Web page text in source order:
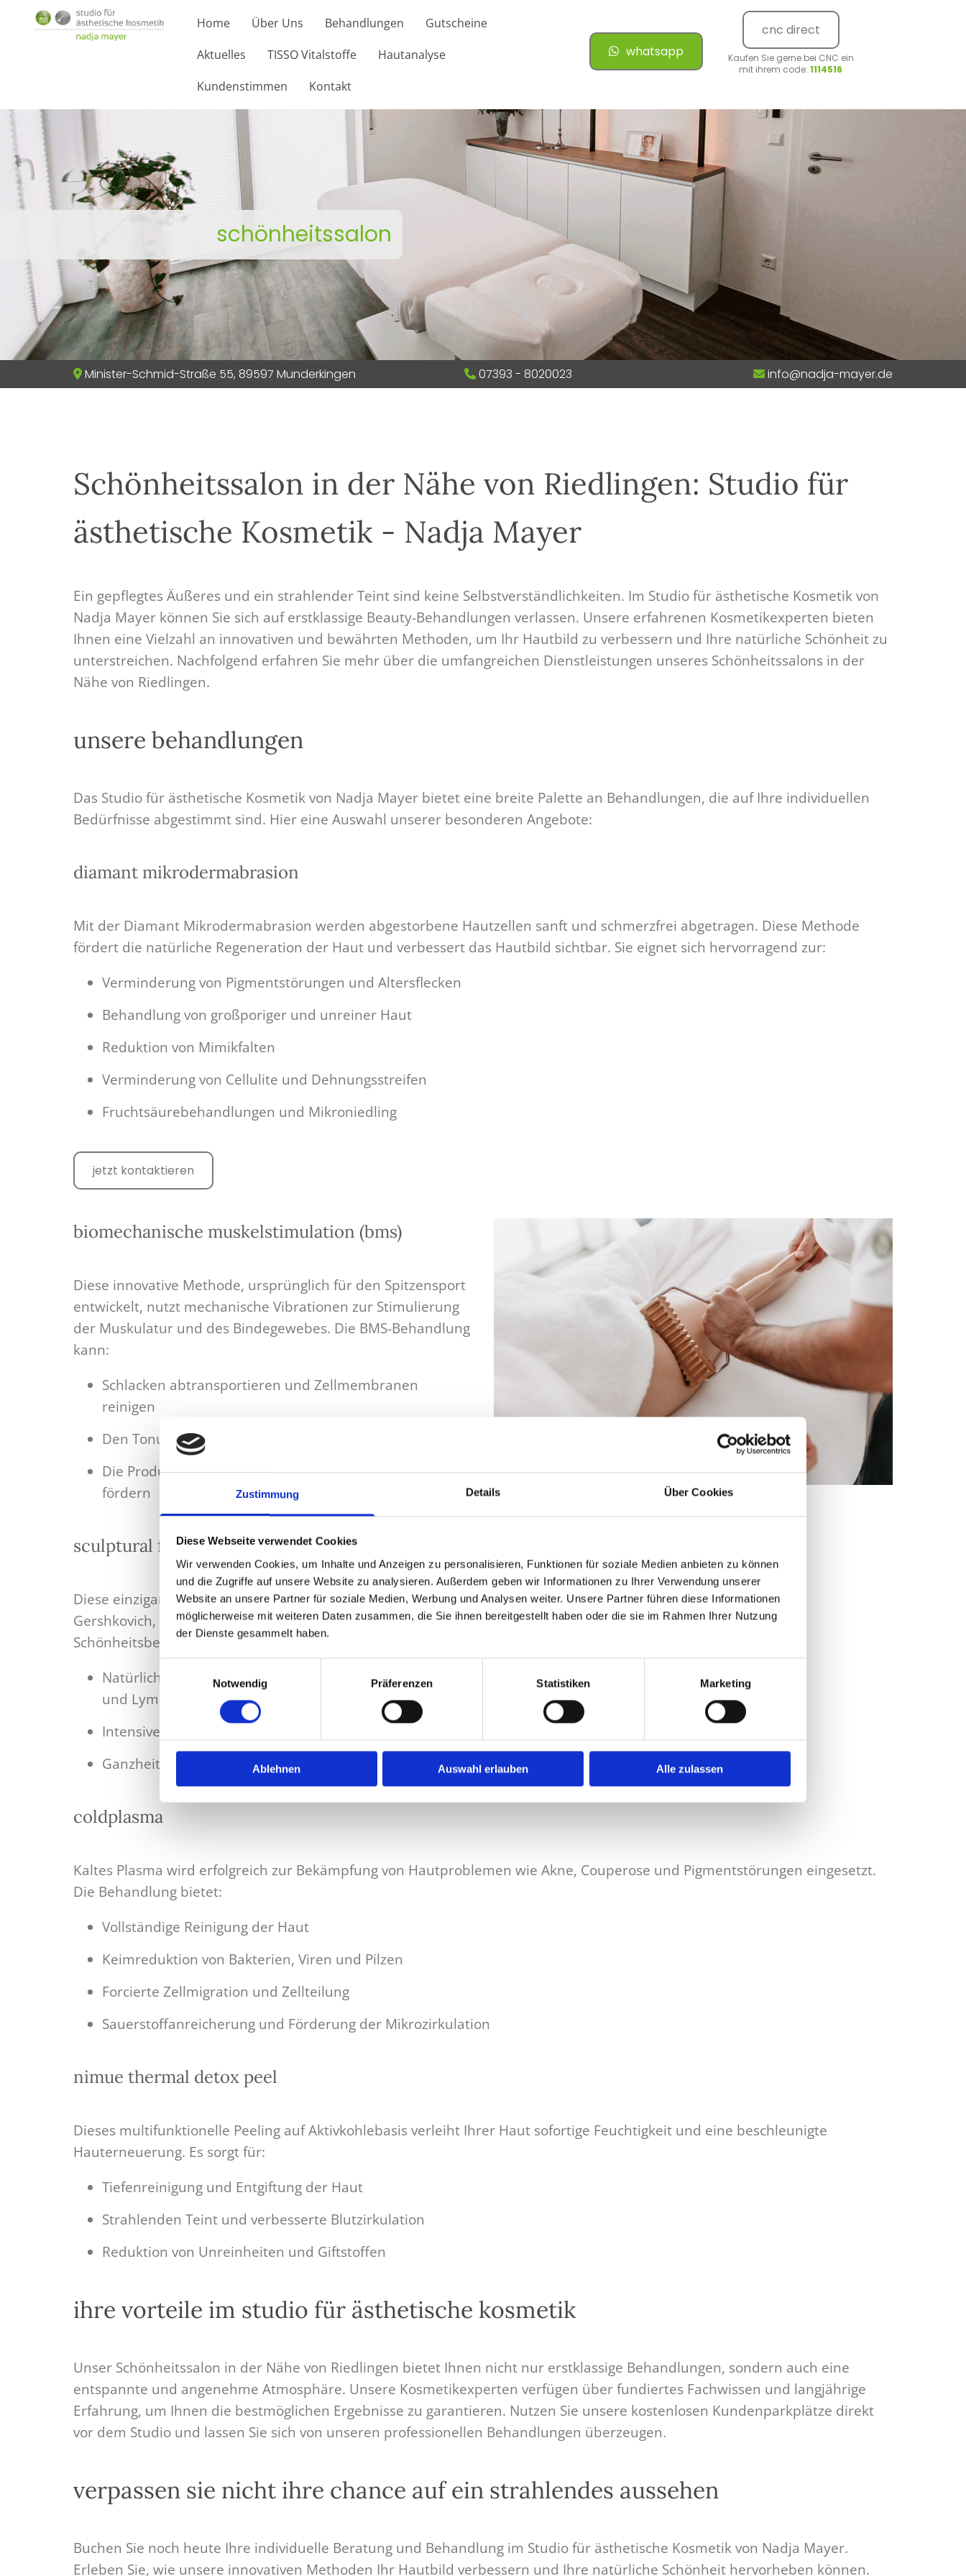
Zustimmung Details Über Cookies
Diese Webseite verwendet Cookies
Wir verwenden Cookies, um Inhalte und Anzeigen zu personalisieren, Funktionen für soziale Medien anbieten zu können
und die Zugriffe auf unsere Website zu analysieren. Außerdem geben wir Informationen zu Ihrer Verwendung unserer
Website an unsere Partner für soziale Medien, Werbung und Analysen weiter. Unsere Partner führen diese Informationen
möglicherweise mit weiteren Daten zusammen, die Sie ihnen bereitgestellt haben oder die sie im Rahmen Ihrer Nutzung
der Dienste gesammelt haben.
Notwendig
Präferenzen Statistiken Marketing
Ablehnen Auswahl erlauben Alle zulassen
Zum Inhalt springen
Home Über Uns Behandlungen
Gutscheine
Aktuelles
TISSO Vitalstoffe
Hautanalyse
Kundenstimmen
Kontakt
whatsapp
cnc direct
Kaufen Sie gerne bei CNC ein
mit ihrem code: 1114516
schönheitssalon
 Minister-Schmid-Straße 55, 89597 Munderkingen  07393 - 8020023  info@nadja-mayer.de
Schönheitssalon in der Nähe von Riedlingen: Studio für
ästhetische Kosmetik - Nadja Mayer
Ein gepflegtes Äußeres und ein strahlender Teint sind keine Selbstverständlichkeiten. Im Studio für ästhetische Kosmetik von
Nadja Mayer können Sie sich auf erstklassige Beauty-Behandlungen verlassen. Unsere erfahrenen Kosmetikexperten bieten
Ihnen eine Vielzahl an innovativen und bewährten Methoden, um Ihr Hautbild zu verbessern und Ihre natürliche Schönheit zu
unterstreichen. Nachfolgend erfahren Sie mehr über die umfangreichen Dienstleistungen unseres Schönheitssalons in der
Nähe von Riedlingen.
unsere behandlungen
Das Studio für ästhetische Kosmetik von Nadja Mayer bietet eine breite Palette an Behandlungen, die auf Ihre individuellen
Bedürfnisse abgestimmt sind. Hier eine Auswahl unserer besonderen Angebote:
diamant mikrodermabrasion
Mit der Diamant Mikrodermabrasion werden abgestorbene Hautzellen sanft und schmerzfrei abgetragen. Diese Methode
fördert die natürliche Regeneration der Haut und verbessert das Hautbild sichtbar. Sie eignet sich hervorragend zur:
Verminderung von Pigmentstörungen und Altersflecken
Behandlung von großporiger und unreiner Haut
Reduktion von Mimikfalten
Verminderung von Cellulite und Dehnungsstreifen
Fruchtsäurebehandlungen und Mikroniedling
jetzt kontaktieren
biomechanische muskelstimulation (bms)
Diese innovative Methode, ursprünglich für den Spitzensport
entwickelt, nutzt mechanische Vibrationen zur Stimulierung
der Muskulatur und des Bindegewebes. Die BMS-Behandlung
kann:
Schlacken abtransportieren und Zellmembranen
reinigen
Den Tonus und die Funktion der Muskeln verbessern
Die Produktion von Kollagen, Elastin und Hyaluronsäure
fördern
sculptural face lifting™ nach yakov gershkovich
Diese einzigartige Massage-Technik, entwickelt von Yakov
Gershkovich, bietet eine natürliche Alternative zu invasiven
Schönheitsbehandlungen. Die Anwendung fördert:
Natürliche Verjüngung durch verbesserte Durchblutung
und Lymphdrainage
Intensive Tiefenentspannung durch Buccal-Massage
Ganzheitliches Wohlbefinden und sichtbare Ergebnisse
coldplasma
Kaltes Plasma wird erfolgreich zur Bekämpfung von Hautproblemen wie Akne, Couperose und Pigmentstörungen eingesetzt.
Die Behandlung bietet:
Vollständige Reinigung der Haut
Keimreduktion von Bakterien, Viren und Pilzen
Forcierte Zellmigration und Zellteilung
Sauerstoffanreicherung und Förderung der Mikrozirkulation
nimue thermal detox peel
Dieses multifunktionelle Peeling auf Aktivkohlebasis verleiht Ihrer Haut sofortige Feuchtigkeit und eine beschleunigte
Hauterneuerung. Es sorgt für:
Tiefenreinigung und Entgiftung der Haut
Strahlenden Teint und verbesserte Blutzirkulation
Reduktion von Unreinheiten und Giftstoffen
ihre vorteile im studio für ästhetische kosmetik
Unser Schönheitssalon in der Nähe von Riedlingen bietet Ihnen nicht nur erstklassige Behandlungen, sondern auch eine
entspannte und angenehme Atmosphäre. Unsere Kosmetikexperten verfügen über fundiertes Fachwissen und langjährige
Erfahrung, um Ihnen die bestmöglichen Ergebnisse zu garantieren. Nutzen Sie unsere kostenlosen Kundenparkplätze direkt
vor dem Studio und lassen Sie sich von unseren professionellen Behandlungen überzeugen.
verpassen sie nicht ihre chance auf ein strahlendes aussehen
Buchen Sie noch heute Ihre individuelle Beratung und Behandlung im Studio für ästhetische Kosmetik von Nadja Mayer.
Erleben Sie, wie unsere innovativen Methoden Ihr Hautbild verbessern und Ihre natürliche Schönheit hervorheben können.